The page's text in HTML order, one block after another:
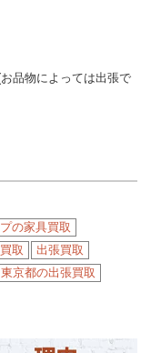
品物によっては出張で
の家具買取
取
出張買取
東京都の出張買取